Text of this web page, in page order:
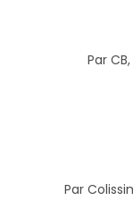
Par
Par